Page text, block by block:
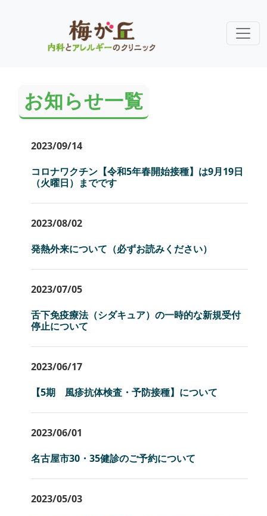
お知らせ一覧
2023/09/14
コロナワクチン【令和5年春開始接種】は9月19日
（火曜日）までです
2023/08/02
発熱外来について（必ずお読みください）
2023/07/05
舌下免疫療法（シダキュア）の一時的な新規受付
停止について
2023/06/17
【5期 風疹抗体検査・予防接種】について
2023/06/01
名古屋市30・35健診のご予約について
2023/05/03